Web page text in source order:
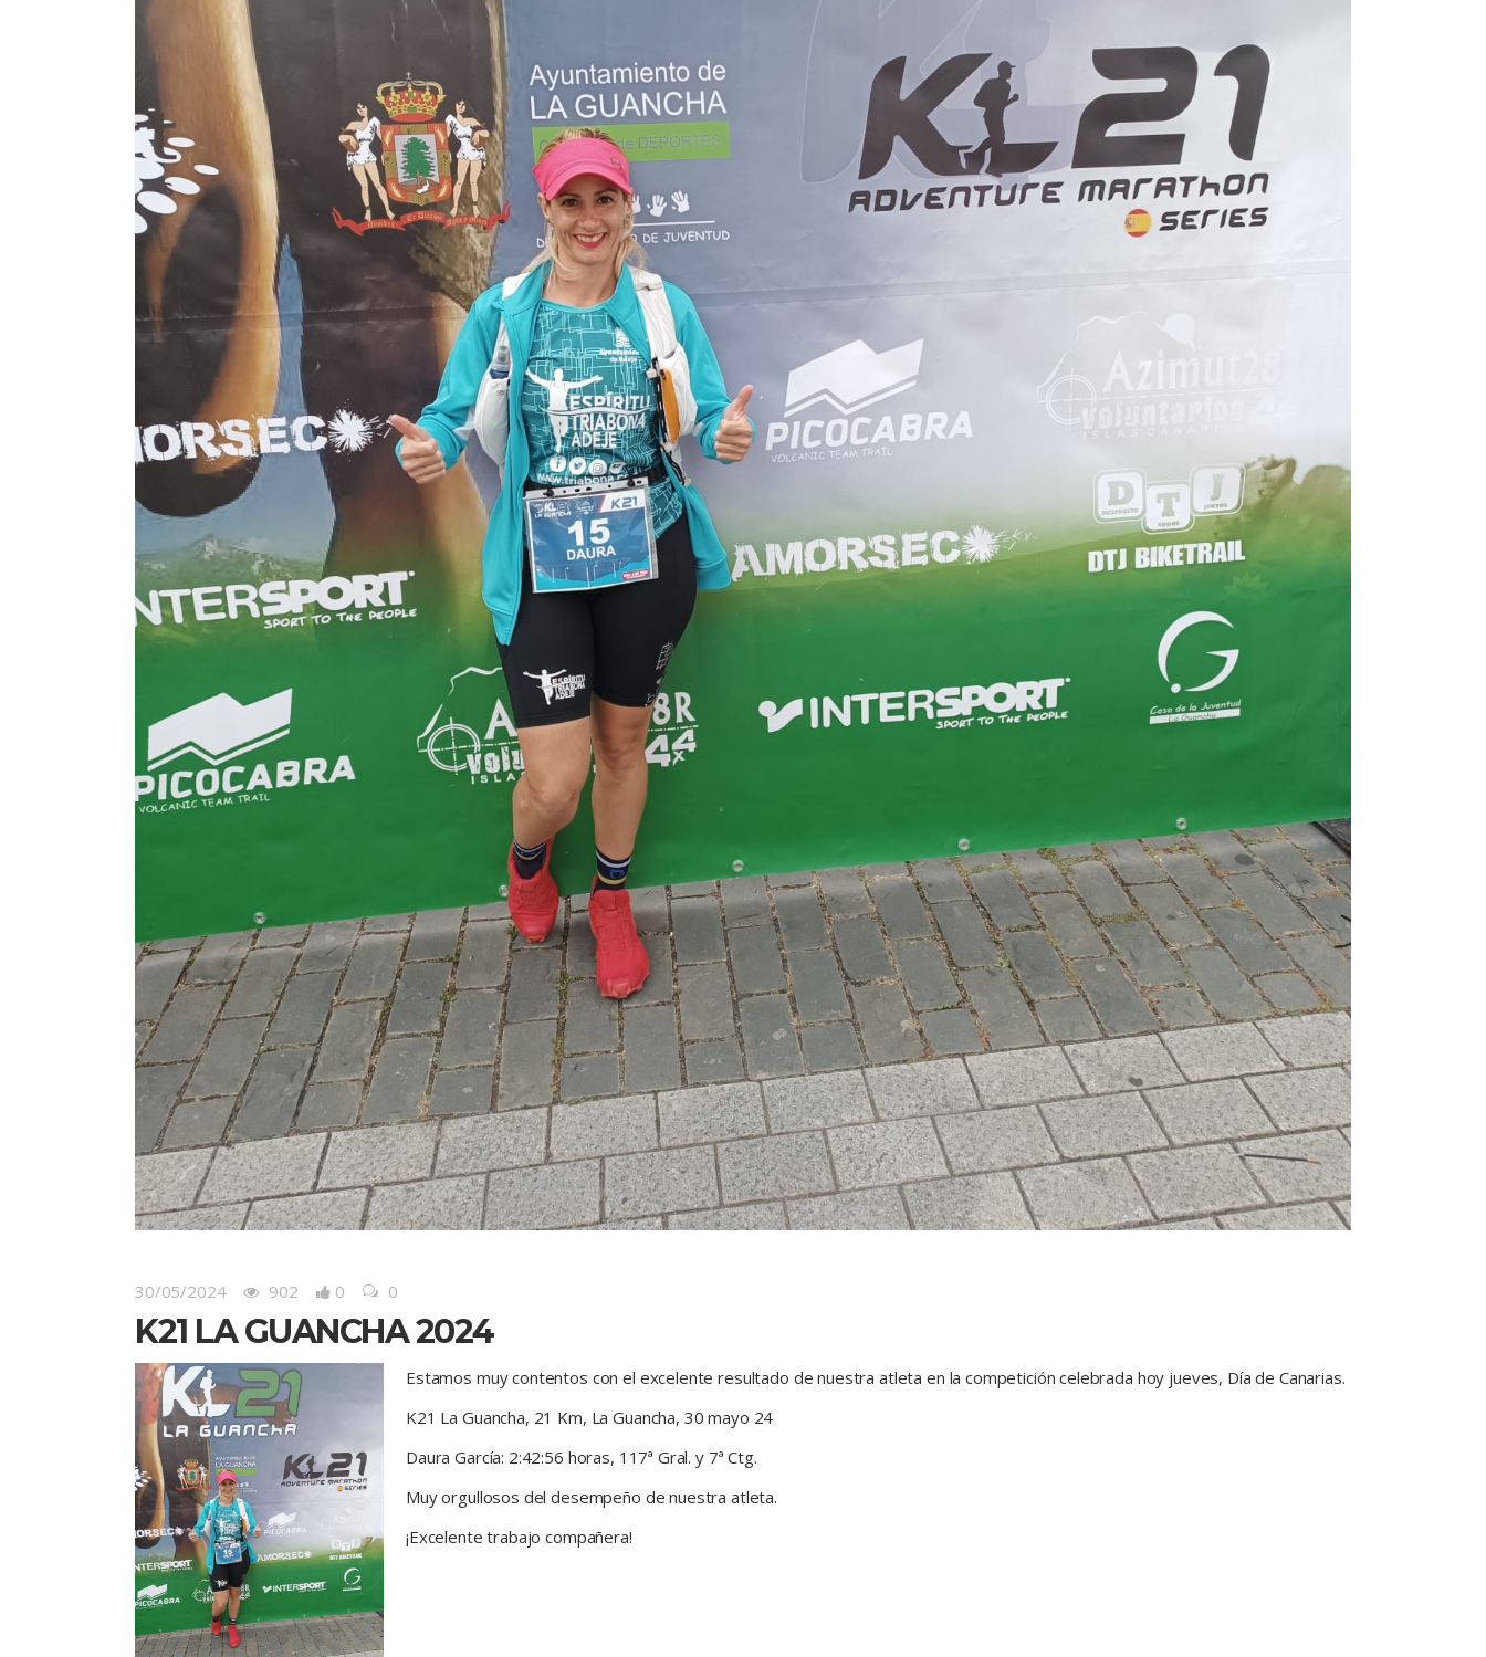
30/05/2024 902 0 0
K21 LA GUANCHA 2024
Estamos muy contentos con el excelente resultado de nuestra atleta en la competición celebrada hoy jueves, Día de Canarias.
K21 La Guancha, 21 Km, La Guancha, 30 mayo 24
Daura García: 2:42:56 horas, 117ª Gral. y 7ª Ctg.
Muy orgullosos del desempeño de nuestra atleta.
¡Excelente trabajo compañera!